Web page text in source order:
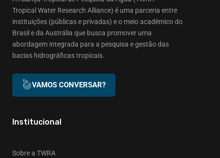
Tropical Water Research Alliance) é uma parceria entre
instituições (públicas e privadas) e o meio acadêmico do
Brasil e da Austrália que busca promover uma
abordagem integrada para a pesquisa e gestão das
bacias hidrográficas tropicais.
VAMOS CONVERSAR?
Institucional
Sobre a TWRA